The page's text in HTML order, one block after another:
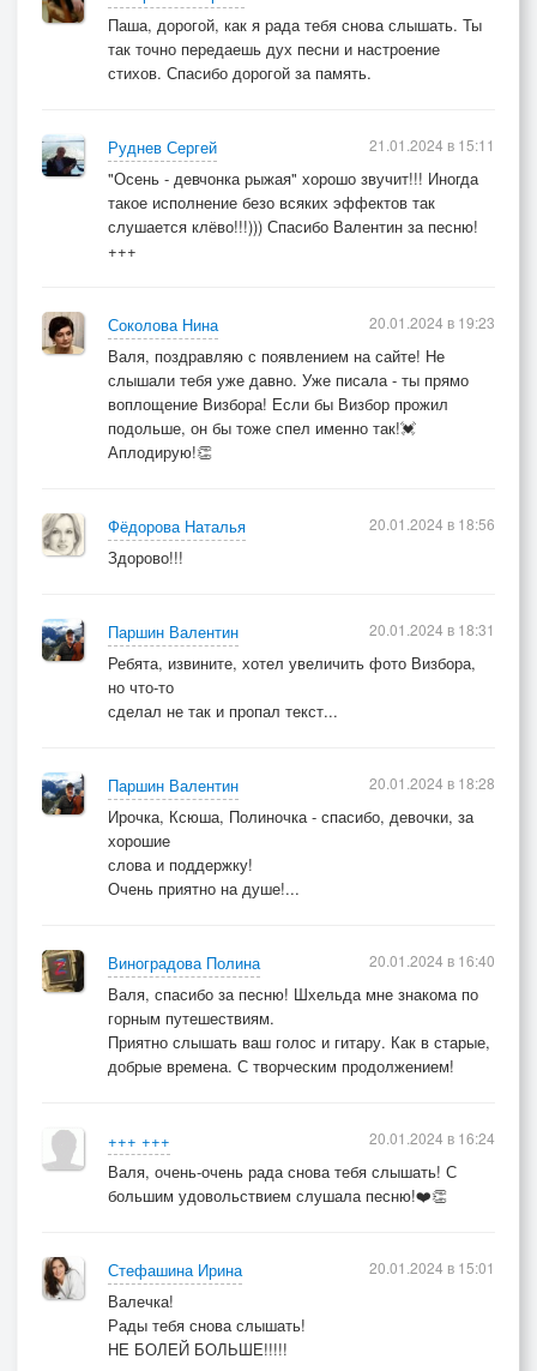
Паша, дорогой, как я рада тебя снова слышать. Ты
так точно передаешь дух песни и настроение
стихов. Спасибо дорогой за память.
Руднев Сергей
"Осень - девчонка рыжая" хорошо звучит!!! Иногда
такое исполнение безо всяких эффектов так
слушается клёво!!!))) Спасибо Валентин за песню!
+++
21.01.2024 в 15:11
Соколова Нина
Валя, поздравляю с появлением на сайте! Не
слышали тебя уже давно. Уже писала - ты прямо
воплощение Визбора! Если бы Визбор прожил
подольше, он бы тоже спел именно так!💓
Аплодирую!👏
20.01.2024 в 19:23
Фёдорова Наталья
Здорово!!!
20.01.2024 в 18:56
Паршин Валентин
Ребята, извините, хотел увеличить фото Визбора,
но что-то
сделал не так и пропал текст...
20.01.2024 в 18:31
Паршин Валентин
Ирочка, Ксюша, Полиночка - спасибо, девочки, за
хорошие
слова и поддержку!
Очень приятно на душе!...
20.01.2024 в 18:28
Виноградова Полина
Валя, спасибо за песню! Шхельда мне знакома по
горным путешествиям.
Приятно слышать ваш голос и гитару. Как в старые,
добрые времена. С творческим продолжением!
20.01.2024 в 16:40
+++ +++
Валя, очень-очень рада снова тебя слышать! С
большим удовольствием слушала песню!❤️👏
20.01.2024 в 16:24
Стефашина Ирина
Валечка!
Рады тебя снова слышать!
НЕ БОЛЕЙ БОЛЬШЕ!!!!!
20.01.2024 в 15:01